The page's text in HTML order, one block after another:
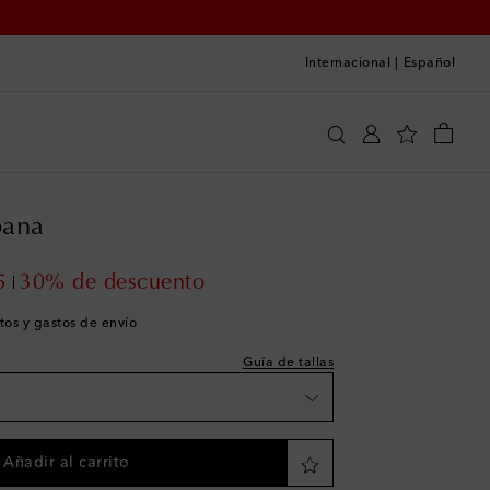
Internacional Español
price
30% de descuento
y gastos de envío
Guía de tallas
pieza
la wishlist
pieza
a la wishlist
Añadir al carrito